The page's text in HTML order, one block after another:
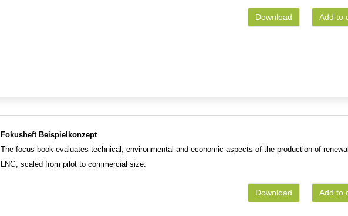
Add to
Download
Fokusheft Beispielkonzept
The focus book evaluates technical, environmental and economic aspects of the production of
LNG, scaled from pilot to commercial size.
Add to
Download